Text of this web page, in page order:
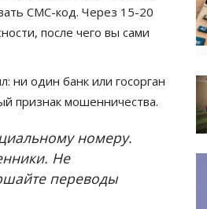
СМС-код. Через 15-20
после чего вы сами
ни один банк или госорган
признак мошенничества.
номеру.
Не
переводы